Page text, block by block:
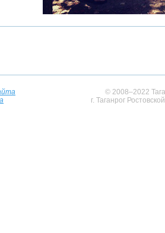
© 2008–2022
г. Таганрог